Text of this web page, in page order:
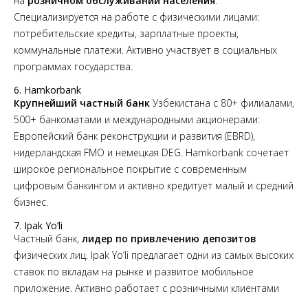
Специализируется на работе с физическими лицами:
потребительские кредиты, зарплатные проекты,
коммунальные платежи. Активно участвует в социальных
программах государства.
6. Hamkorbank
Крупнейший частный банк Узбекистана с 80+ филиалами,
500+ банкоматами и международными акционерами:
Европейский банк реконструкции и развития (EBRD),
нидерландская FMO и немецкая DEG. Hamkorbank сочетает
широкое региональное покрытие с современным
цифровым банкингом и активно кредитует малый и средний
бизнес.
7. Ipak Yo’li
Частный банк, лидер по привлечению депозитов
физических лиц. Ipak Yo’li предлагает одни из самых высоких
ставок по вкладам на рынке и развитое мобильное
приложение. Активно работает с розничными клиентами